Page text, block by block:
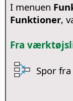
I menuen
Funktioner,
Fra
Spor